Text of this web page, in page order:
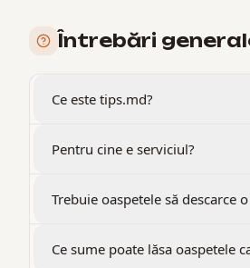
Întrebări
Ce este tips.md?
Pentru cine e serviciul?
Trebuie oaspetele să descarce
Ce sume poate lăsa oaspetele